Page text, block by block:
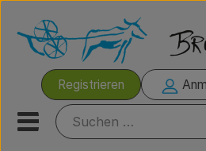
Registrieren
Mobiles Menu